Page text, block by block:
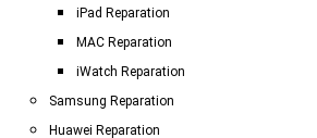
iPad Reparation
MAC Reparation
iWatch Reparation
Samsung Reparation
Huawei Reparation